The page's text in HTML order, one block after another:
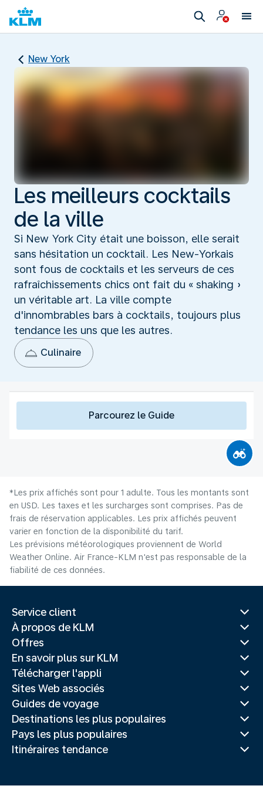
New York
Les meilleurs cocktails
de la ville
Si New York City était une boisson, elle serait
sans hésitation un cocktail. Les New-Yorkais
sont fous de cocktails et les serveurs de ces
rafraîchissements chics ont fait du « shaking »
un véritable art. La ville compte
d'innombrables bars à cocktails, toujours plus
tendance les uns que les autres.
Culinaire
Parcourez le Guide
*Les prix affichés sont pour 1 adulte. Tous les montants sont
en USD. Les taxes et les surcharges sont comprises. Pas de
frais de réservation applicables. Les prix affichés peuvent
varier en fonction de la disponibilité du tarif.
Les prévisions météorologiques proviennent de World
Weather Online. Air France-KLM n'est pas responsable de la
fiabilité de ces données.
Service client
À propos de KLM
Offres
En savoir plus sur KLM
Télécharger l'appli
Sites Web associés
Guides de voyage
Destinations les plus populaires
Pays les plus populaires
Itinéraires tendance